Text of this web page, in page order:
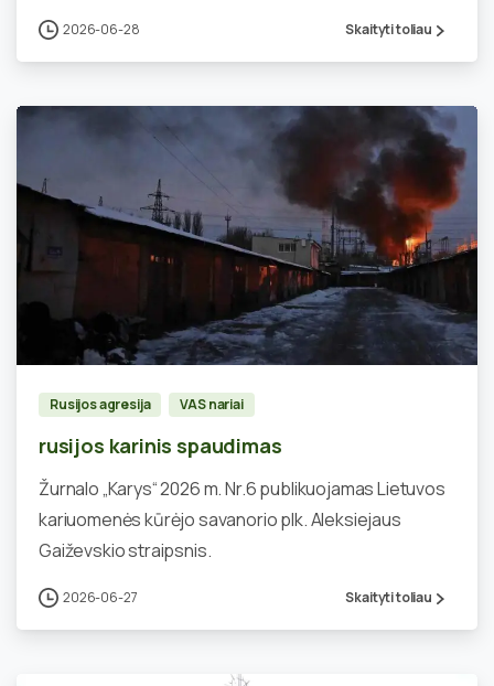
2026-06-28 Skaityti toliau
0
Rusijos agresija VAS nariai
rusijos karinis spaudimas
Žurnalo „Karys“ 2026 m. Nr.6 publikuojamas Lietuvos
kariuomenės kūrėjo savanorio plk. Aleksiejaus
Gaiževskio straipsnis.
2026-06-27 Skaityti toliau